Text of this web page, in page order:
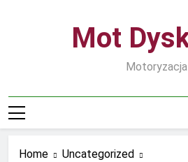
Mot
Motoryzacja
Home
Uncategorized